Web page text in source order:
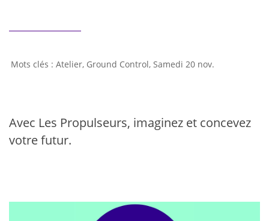
Atelier, Ground Control, Samedi 20 nov.
Avec Les Propulseurs, imaginez et concevez
votre futur.